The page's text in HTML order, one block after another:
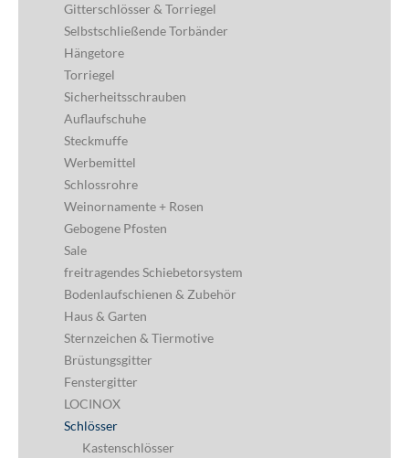
Gitterschlösser & Torriegel
Selbstschließende Torbänder
Hängetore
Torriegel
Sicherheitsschrauben
Auflaufschuhe
Steckmuffe
Werbemittel
Schlossrohre
Weinornamente + Rosen
Gebogene Pfosten
Sale
freitragendes Schiebetorsystem
Bodenlaufschienen & Zubehör
Haus & Garten
Sternzeichen & Tiermotive
Brüstungsgitter
Fenstergitter
LOCINOX
Schlösser
Kastenschlösser